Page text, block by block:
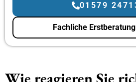
01579
Fachliche